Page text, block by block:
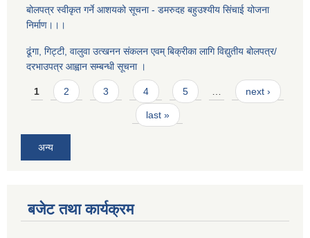
बोलपत्र स्वीकृत गर्ने आशयको सूचना - डमरुदह बहुउश्यीय सिंचाई योजना
निर्माण।।।
ढूंगा, गिट्टी, वालुवा उत्खनन संकलन एवम् बिक्रीका लागि विद्युतीय बोलपत्र/
दरभाउपत्र आह्वान सम्बन्धी सूचना ।
Pages
1 2 3 4 5 … next ›
last »
अन्य
बजेट तथा कार्यक्रम